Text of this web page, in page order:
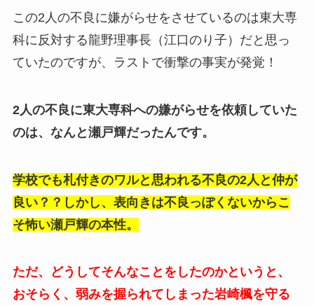
この2人の不良に嫌がらせをさせているのは東大専
科に反対する龍野理事長（江口のり子）だと思っ
ていたのですが、ラストで衝撃の事実が発覚！
2人の不良に東大専科への嫌がらせを依頼していた
のは、なんと瀬戸輝だったんです。
学校でも札付きのワルと思われる不良の2人と仲が
良い？？しかし、表向きは不良っぽくないからこ
そ怖い瀬戸輝の本性。
ただ、どうしてそんなことをしたのかというと、
おそらく、弱みを握られてしまった岩崎楓を守る